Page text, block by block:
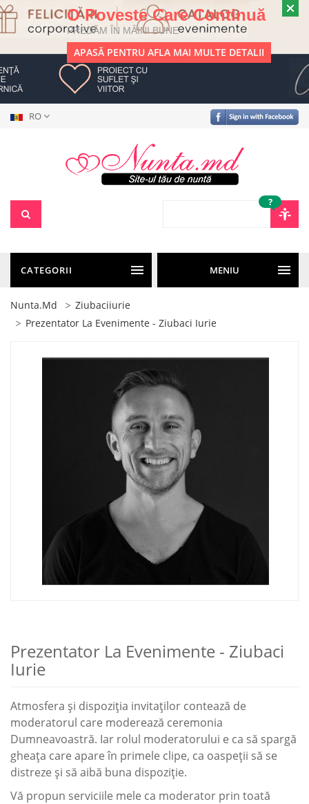
O Poveste Care Continuă
PREDĂM ÎN MÂINI BUNE
APASĂ PENTRU AFLA MAI MULTE DETALII
RO
?
CATEGORII MENIU
Nunta.md
Ziubaciiurie
Prezentator La Evenimente - Ziubaci Iurie
Prezentator La Evenimente - Ziubaci
Iurie
Atmosfera şi dispoziţia invitaţilor contează de
moderatorul care moderează ceremonia
Dumneavoastră. Iar rolul moderatorului e ca să spargă
gheaţa care apare în primele clipe, ca oaspeţii să se
distreze şi să aibă buna dispoziţie.
Vă propun serviciile mele ca moderator prin toată